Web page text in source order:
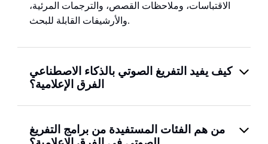
الاقتباسات، وملاحظات القصص، والترجمات المرئية،
والأرشيفات القابلة للبحث.
كيف يفيد التفريغ الصوتي بالذكاء الاصطناعي
الفرق الإعلامية؟
من هم الفئات المستفيدة من برامج التفريغ